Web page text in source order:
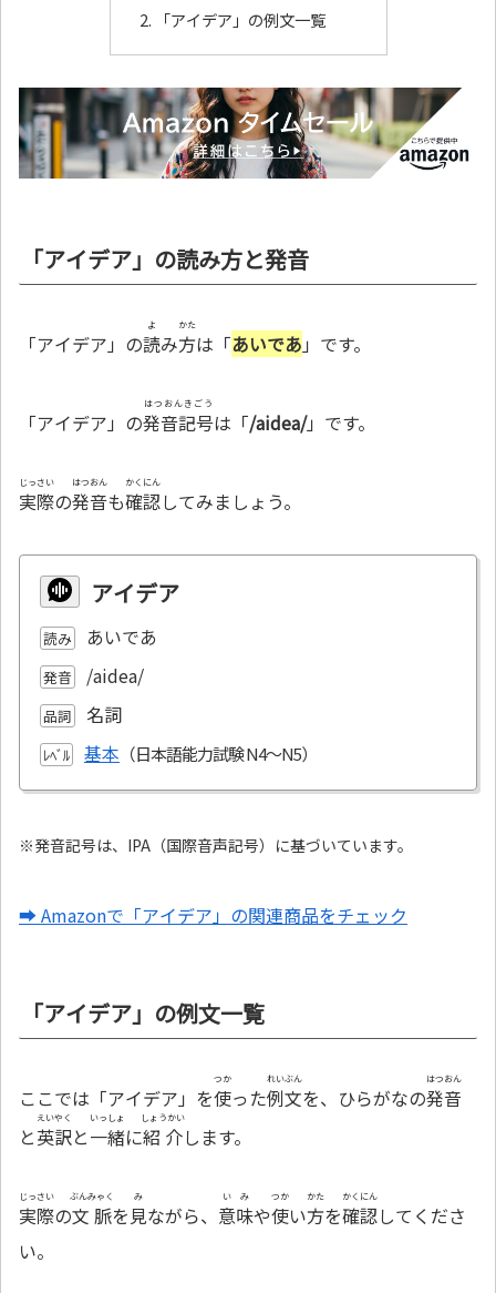
「アイデア」の例文一覧
「アイデア」の読み方と発音
「アイデア」の読
よ
み方
かた
は「あいであ 」です。
「アイデア」の発音記号
はつおんきごう
は「/aidea/」です。
実際
じっさい
の発音
はつおん
も確認
かくにん
してみましょう。
アイデア
読み あいであ
発音 /aidea/
品詞 名詞
ﾚﾍﾞﾙ 基本
※発音記号は、IPA（国際音声記号）に基づいています。
➡ Amazonで「アイデア」の関連商品をチェック
「アイデア」の例文一覧
ここでは「アイデア」を使
つか
った例文
れいぶん
を、ひらがなの発音
はつおん
と英訳
えいやく
と一緒
いっしょ
に紹介
しょうかい
します。
実際
じっさい
の文脈
ぶんみゃく
を見
み
ながら、 意味
いみ
や使
つか
い方
かた
を確認
かくにん
してくださ
い。